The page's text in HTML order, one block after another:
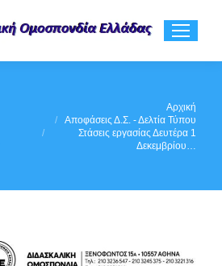
Αρχική
Αποφάσεις Δ.Σ. - Δελτία Τύπου
Στάσεις εργασίας Δευτέρα 1
Δεκεμβρίου…